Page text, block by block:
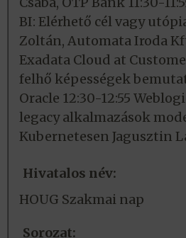
BI: Elérhető cél vagy
Zoltán, Automata Iroda
Exadata Cloud at
felhő képességek
Oracle 12:30-12:55
legacy alkalmazások
Kubernetesen Jagusztin
Hivatalos név:
HOUG Szakmai nap
Sorozat: